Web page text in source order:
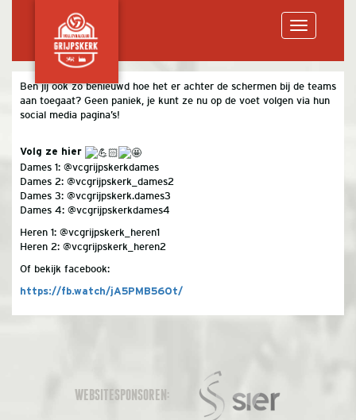
Ben jij ook zo benieuwd hoe het er achter de schermen bij de teams
aan toegaat? Geen paniek, je kunt ze nu op de voet volgen via hun
social media pagina’s!
Volg ze hier
Dames 1: @vcgrijpskerkdames
Dames 2: @vcgrijpskerk_dames2
Dames 3: @vcgrijpskerk.dames3
Dames 4: @vcgrijpskerkdames4
Heren 1: @vcgrijpskerk_heren1
Heren 2: @vcgrijpskerk_heren2
Of bekijk facebook:
https://fb.watch/jA5PMB56Ot/
WEBSITESPONSOREN: